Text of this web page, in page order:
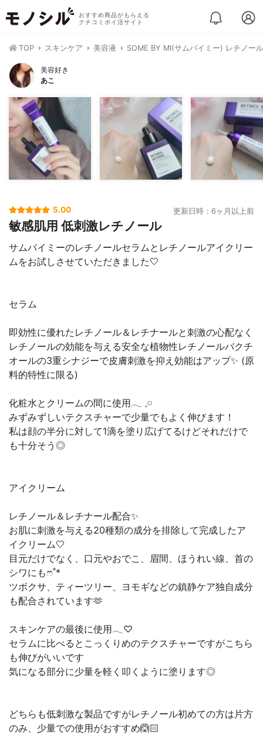
おすすめ商品がもらえる
クチコミポイ活サイト
TOP スキンケア 美容液 SOME BY MI(サムバイミー) レチノー
美容好き
あこ
5.00 更新日時：6ヶ月以上前
敏感肌用 低刺激レチノール
サムバイミー⁡⁡のレチノールセラムとレチノールアイクリー
ムをお試しさせていただきました🤍
セラム⁡
即効性に優れた⁡レチノール＆レチナールと刺激の心配なく
レチノールの効能を与える安全な植物性レチノールバクチ
オールの3重シナジーで皮膚刺激を抑え効能はアップ✨ (原
料的特性に限る)⁡
⁡化粧水とクリームの間に使用⁡‪𓂃 𓈒𓏸
⁡みずみずしいテクスチャーで少量でもよく伸びます！⁡
⁡私は顔の半分に対して1滴を塗り広げてるけどそれだけで
も十分そう◎⁡
⁡アイクリーム⁡
⁡レチノール＆レチナール配合⁡⁡✨
⁡お肌に刺激を与える20種類の成分を排除して完成したア
イクリーム🤍⁡
目元だけでなく、⁡口元やおでこ、眉間、ほうれい線、首の
シワにもෆ˚*⁡⁡
ツボクサ、ティーツリー、ヨモギなどの鎮静ケア独自成分
も配合されています🫶⁡
⁡スキンケアの最後に使用𓂃♡⁡
⁡セラムに比べるとこっくりめのテクスチャーですがこちら
も伸びがいいです⁡
気になる部分に⁡少量を軽く叩くように塗ります◎⁡
⁡どちらも低刺激な製品ですがレチノール初めての方は片方
のみ、少量での使用がおすすめ🙆🏻⁡